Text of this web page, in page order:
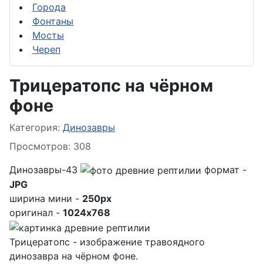
Города
Фонтаны
Мосты
Череп
Трицератопс на чёрном
фоне
Информация о материале
Категория: Динозавры
Просмотров: 308
Динозавры-43
формат -
JPG
ширина мини - 250px
оригинал - 1024x768
Трицератопс - изображение травоядного
динозавра на чёрном фоне.